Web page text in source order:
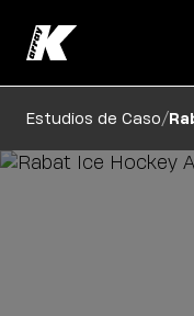
Estudios de Caso/